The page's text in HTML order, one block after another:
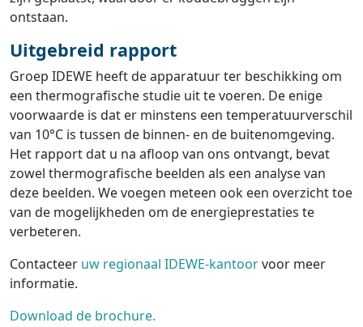
ontstaan.
Uitgebreid rapport
Groep IDEWE heeft de apparatuur ter beschikking om
een thermografische studie uit te voeren. De enige
voorwaarde is dat er minstens een temperatuurverschil
van 10°C is tussen de binnen- en de buitenomgeving.
Het rapport dat u na afloop van ons ontvangt, bevat
zowel thermografische beelden als een analyse van
deze beelden. We voegen meteen ook een overzicht toe
van de mogelijkheden om de energieprestaties te
verbeteren.
Contacteer uw regionaal IDEWE-kantoorvoor meer
informatie.
Download de brochure.